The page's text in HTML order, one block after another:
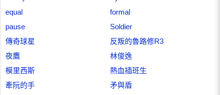
equal
formal
pause
Soldier
傳奇球星
反叛的魯路修R3
夜鷹
林俊逸
模里西斯
熱血插班生
牽阮的手
矛與盾